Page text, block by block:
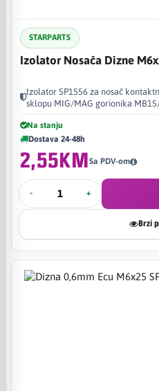
STARPARTS
Izolator Nosača Dizne
Izolator SP1556 za nosač
sklopu MIG/MAG gorionika
Na stanju
Dostava 24-48h
2,55KMSa PDV-om
- +
Brzi